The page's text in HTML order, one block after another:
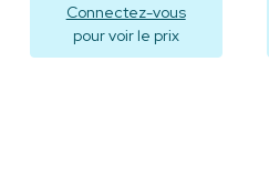
Connectez-vous
pour voir le prix